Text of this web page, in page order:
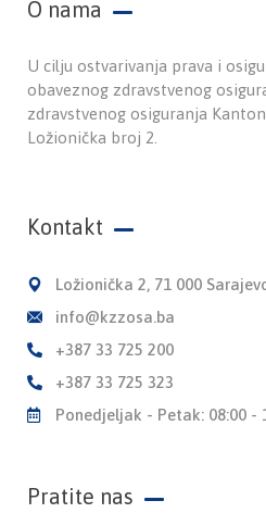
O nama
U cilju ostvarivanja prava i
obaveznog zdravstvenog
zdravstvenog osiguranja
Ložionička broj 2.
Kontakt
Ložionička 2, 71 000
info@kzzosa.ba
+387 33 725 200
+387 33 725 323
Ponedjeljak - Petak: 08:00 -
Pratite nas